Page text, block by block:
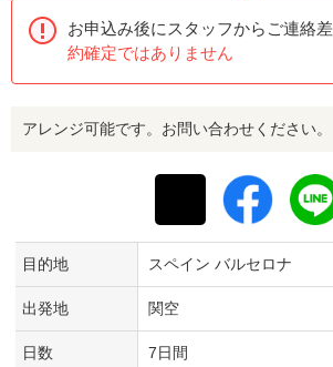
お申込み後にスタッフからご連絡差
約確定ではありません
アレンジ可能です。お問い合わせください。
目的地 スペイン バルセロナ
出発地 関空
日数 7日間